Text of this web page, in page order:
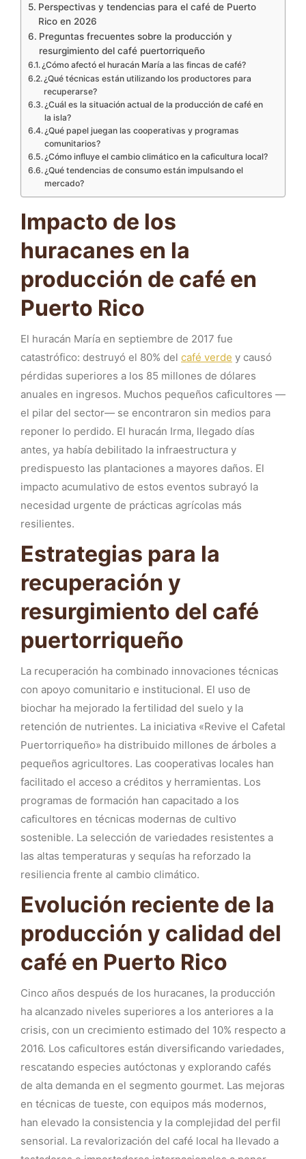
Perspectivas y tendencias para el café de Puerto
Rico en 2026
Preguntas frecuentes sobre la producción y
resurgimiento del café puertorriqueño
¿Cómo afectó el huracán María a las fincas de café?
¿Qué técnicas están utilizando los productores para
recuperarse?
¿Cuál es la situación actual de la producción de café en
la isla?
¿Qué papel juegan las cooperativas y programas
comunitarios?
¿Cómo influye el cambio climático en la caficultura local?
¿Qué tendencias de consumo están impulsando el
mercado?
Impacto de los
huracanes en la
producción de café en
Puerto Rico
El huracán María en septiembre de 2017 fue
catastrófico: destruyó el 80% del café verde y causó
pérdidas superiores a los 85 millones de dólares
anuales en ingresos. Muchos pequeños caficultores —
el pilar del sector— se encontraron sin medios para
reponer lo perdido. El huracán Irma, llegado días
antes, ya había debilitado la infraestructura y
predispuesto las plantaciones a mayores daños. El
impacto acumulativo de estos eventos subrayó la
necesidad urgente de prácticas agrícolas más
resilientes.
Estrategias para la
recuperación y
resurgimiento del café
puertorriqueño
La recuperación ha combinado innovaciones técnicas
con apoyo comunitario e institucional. El uso de
biochar ha mejorado la fertilidad del suelo y la
retención de nutrientes. La iniciativa «Revive el Cafetal
Puertorriqueño» ha distribuido millones de árboles a
pequeños agricultores. Las cooperativas locales han
facilitado el acceso a créditos y herramientas. Los
programas de formación han capacitado a los
caficultores en técnicas modernas de cultivo
sostenible. La selección de variedades resistentes a
las altas temperaturas y sequías ha reforzado la
resiliencia frente al cambio climático.
Evolución reciente de la
producción y calidad del
café en Puerto Rico
Cinco años después de los huracanes, la producción
ha alcanzado niveles superiores a los anteriores a la
crisis, con un crecimiento estimado del 10% respecto a
2016. Los caficultores están diversificando variedades,
rescatando especies autóctonas y explorando cafés
de alta demanda en el segmento gourmet. Las mejoras
en técnicas de tueste, con equipos más modernos,
han elevado la consistencia y la complejidad del perfil
sensorial. La revalorización del café local ha llevado a